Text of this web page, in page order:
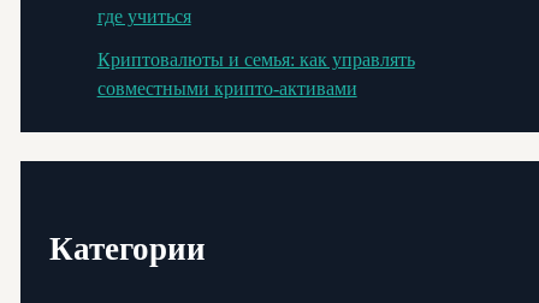
где учиться
Криптовалюты и семья: как управлять
совместными крипто-активами
Категории